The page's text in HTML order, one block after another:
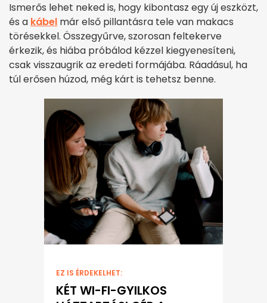
Ismerős lehet neked is, hogy kibontasz egy új eszközt,
és a kábel már első pillantásra tele van makacs
törésekkel. Összegyűrve, szorosan feltekerve
érkezik, és hiába próbálod kézzel kiegyenesíteni,
csak visszaugrik az eredeti formájába. Ráadásul, ha
túl erősen húzod, még kárt is tehetsz benne.
EZ IS ÉRDEKELHET:
KÉT WI-FI-GYILKOS